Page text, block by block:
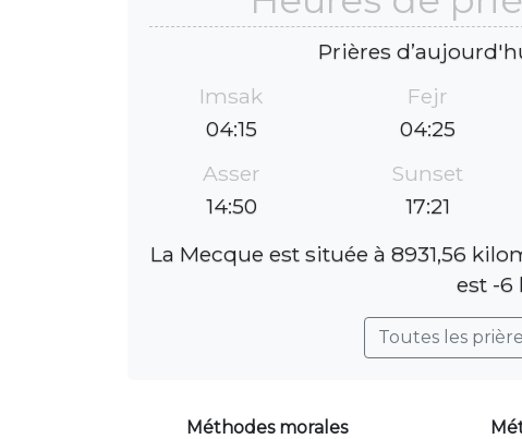
Prières
Imsak
04:15
Fejr
04:25
Asser
14:50
Sunset
17:21
La Mecque est située à 8931,56
est -6
Toutes les
Méthodes morales